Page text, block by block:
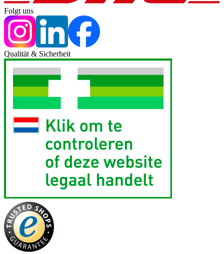
Folgt uns
Qualität & Sicherheit